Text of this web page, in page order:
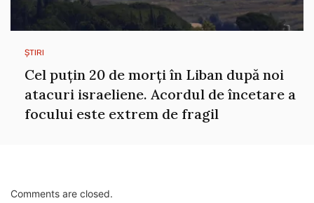
ȘTIRI
Cel puțin 20 de morți în Liban după noi
atacuri israeliene. Acordul de încetare a
focului este extrem de fragil
Comments are closed.